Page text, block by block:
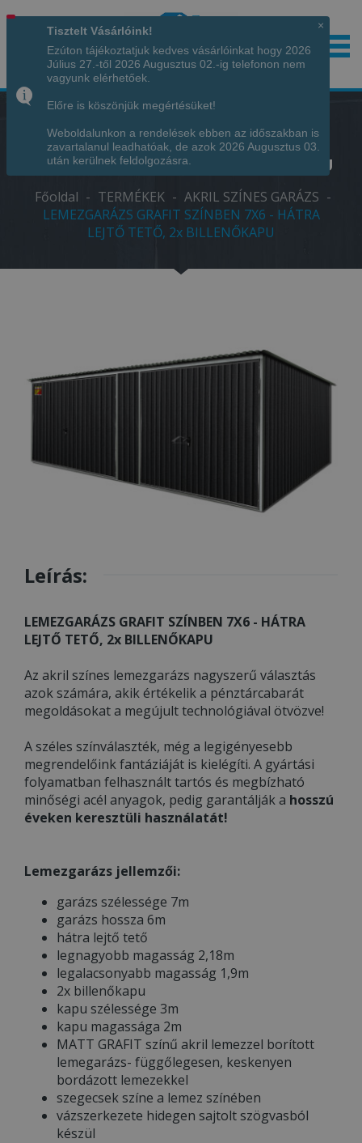
Hívjon minket!+36 70 7342034
LEMEZGARÁZS GRAFIT SZÍNBEN 7X6 -
HÁTRA LEJTŐ TETŐ, 2X BILLENŐKAPU
Főoldal - TERMÉKEK - AKRIL SZÍNES GARÁZS -
LEMEZGARÁZS GRAFIT SZÍNBEN 7X6 - HÁTRA
LEJTŐ TETŐ, 2x BILLENŐKAPU
Leírás:
LEMEZGARÁZS GRAFIT SZÍNBEN 7X6 - HÁTRA
LEJTŐ TETŐ, 2x BILLENŐKAPU
Az akril színes lemezgarázs nagyszerű választás
azok számára, akik értékelik a pénztárcabarát
megoldásokat a megújult technológiával ötvözve!
A széles színválaszték, még a legigényesebb
megrendelőink fantáziáját is kielégíti. A gyártási
folyamatban felhasznált tartós és megbízható
minőségi acél anyagok, pedig garantálják a hosszú
éveken keresztüli használatát!
Lemezgarázs jellemzői:
garázs szélessége 7m
garázs hossza 6m
hátra lejtő tető
legnagyobb magasság 2,18m
legalacsonyabb magasság 1,9m
2x billenőkapu
kapu szélessége 3m
kapu magassága 2m
MATT GRAFIT színű akril lemezzel borított
lemegarázs- függőlegesen, keskenyen
bordázott lemezekkel
szegecsek színe a lemez színében
vázszerkezete hidegen sajtolt szögvasból
készül
×
Tisztelt Vásárlóink!
Ezúton tájékoztatjuk kedves vásárlóinkat hogy 2026
Július 27.-től 2026 Augusztus 02.-ig telefonon nem
vagyunk elérhetőek.
Előre is köszönjük megértésüket!
Weboldalunkon a rendelések ebben az időszakban is
zavartalanul leadhatóak, de azok 2026 Augusztus 03.
után kerülnek feldolgozásra.